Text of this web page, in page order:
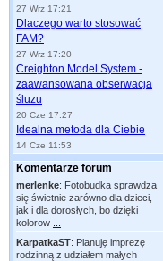
27 Wrz 17:21
Dlaczego warto stosować
FAM?
27 Wrz 17:20
Creighton Model System -
zaawansowana obserwacja
śluzu
20 Cze 17:27
Idealna metoda dla Ciebie
14 Cze 11:53
Komentarze forum
merlenke: Fotobudka sprawdza
się świetnie zarówno dla dzieci,
jak i dla dorosłych, bo dzięki
kolorow
KarpatkaST: Planuję imprezę
rodzinną z udziałem małych